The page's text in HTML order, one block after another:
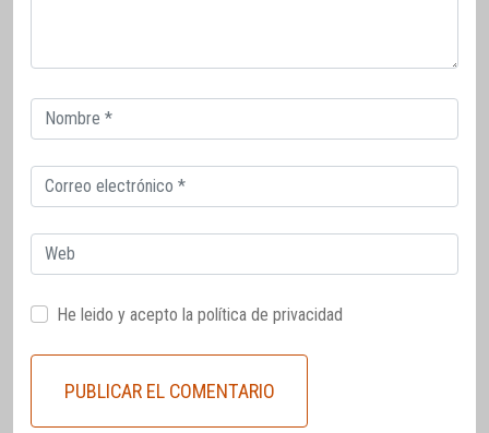
Correo
electrónico
Correo
electrónico
Web
He leido y acepto la política de privacidad